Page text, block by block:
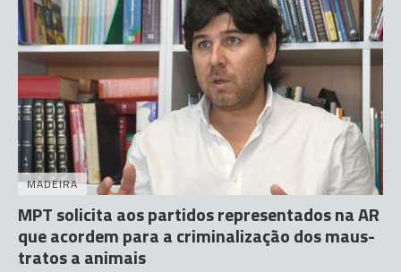
MADEIRA
MPT solicita aos partidos representados na AR
que acordem para a criminalização dos maus-
tratos a animais